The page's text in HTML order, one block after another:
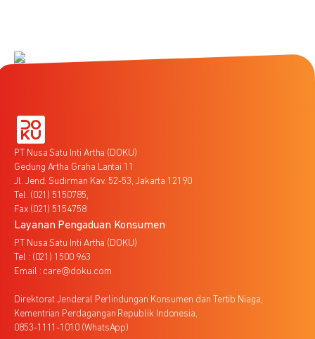
PT Nusa Satu Inti Artha (DOKU)
Gedung Artha Graha Lantai 11
Jl. Jend. Sudirman Kav. 52-53, Jakarta 12190
Tel. (021) 5150785,
Fax (021) 5154758
Layanan Pengaduan Konsumen
PT Nusa Satu Inti Artha (DOKU)
Tel : (021) 1500 963
Email : care@doku.com
Direktorat Jenderal Perlindungan Konsumen dan Tertib Niaga,
Kementrian Perdagangan Republik Indonesia,
0853-1111-1010 (WhatsApp)